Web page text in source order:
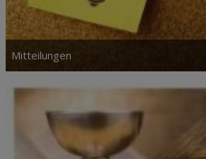
Mitteilungen